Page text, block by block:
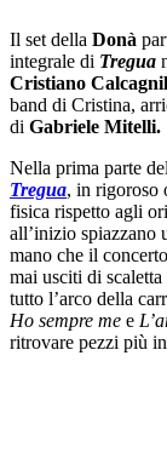
Il set della Donà
integrale di Tregua
Cristiano
band di Cristina,
di Gabriele Mitelli.
Nella prima parte
Tregua, in rigoroso
fisica rispetto agli
all’inizio spiazzano
mano che il
mai usciti di
tutto l’arco della
Ho sempre me e
ritrovare pezzi più